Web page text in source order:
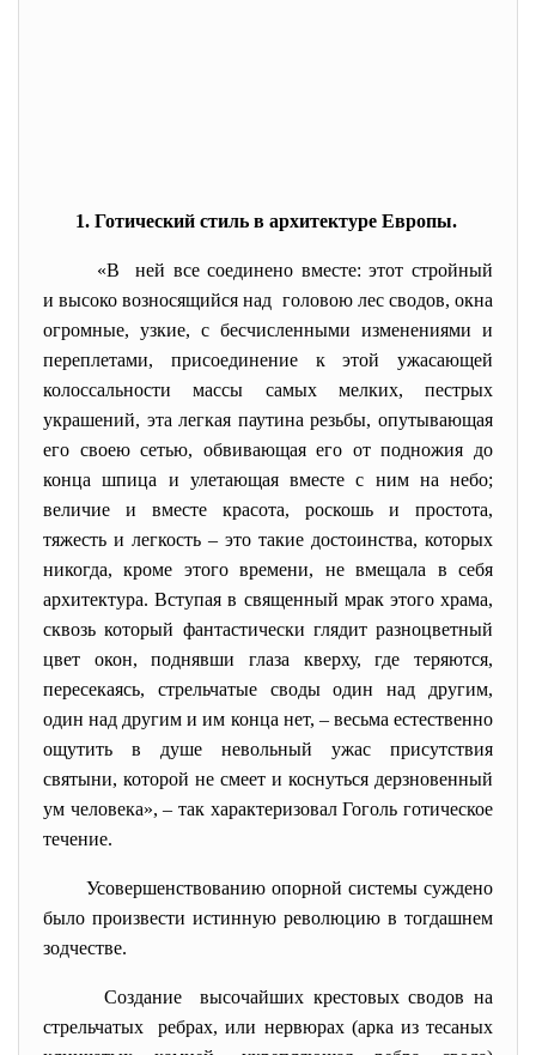
1. Готический стиль в архитектуре Европы.
«В ней все соединено вместе: этот стройный
и высоко возносящийся над головою лес сводов, окна
огромные, узкие, с бесчисленными изменениями и
переплетами, присоединение к этой ужасающей
колоссальности массы самых мелких, пестрых
украшений, эта легкая паутина резьбы, опутывающая
его своею сетью, обвивающая его от подножия до
конца шпица и улетающая вместе с ним на небо;
величие и вместе красота, роскошь и простота,
тяжесть и легкость – это такие достоинства, которых
никогда, кроме этого времени, не вмещала в себя
архитектура. Вступая в священный мрак этого храма,
сквозь который фантастически глядит разноцветный
цвет окон, поднявши глаза кверху, где теряются,
пересекаясь, стрельчатые своды один над другим,
один над другим и им конца нет, – весьма естественно
ощутить в душе невольный ужас присутствия
святыни, которой не смеет и коснуться дерзновенный
ум человека», – так характеризовал Гоголь готическое
течение.
Усовершенствованию опорной системы суждено
было произвести истинную революцию в тогдашнем
зодчестве.
Создание высочайших крестовых сводов на
стрельчатых ребрах, или нервюрах (арка из тесаных